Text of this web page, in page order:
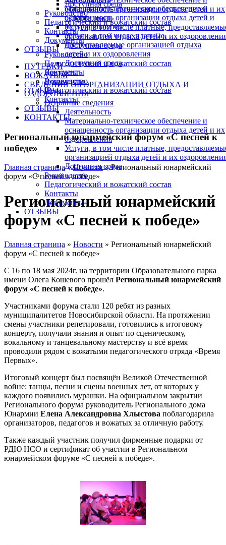
Доступная среда
Руководство
Педагогический и вожатский состав
Контакты
Документы
ОТЗЫВЫ
ПУТЕВКИ
ВОЖАТЫМ
СВЕДЕНИЯ ОБ ОРГАНИЗАЦИИ ОТДЫХА И
ОЗДОРОВЛЕНИЯ
Основные сведения
Деятельность
Материально-техническое обеспечение и
оснащенность организации отдыха детей и их
оздоровления
Услуги, в том числе платные,
организацией отдыха детей и их
Доступная среда
Руководство
Педагогический и вожатский состав
Контакты
Документы
ОТЗЫВЫ
оснащенность организации отдыха детей и их
оздоровления
Услуги, в том числе платные,
организацией отдыха детей и их
Доступная среда
Руководство
Педагогический и вожатский состав
Контакты
Документы
ОТЗЫВЫ
Материально-техническое обеспечение и
оснащенность организации отдыха детей и
их оздоровления
Услуги, в том числе платные,
предоставляемые организацией отдыха
детей и их оздоровления
Доступная среда
Документы
Руководство
Педагогический и вожатский состав
Контакты
ОТЗЫВЫ
КОНТАКТЫ
Региональный юнармейский форум «С песней к
победе»
Главная страница»Новости»Региональный юнармейский
форум «С песней к победе»
Региональный юнармейский
форум «С песней к победе»
Главная страница » Новости » Региональный юнармейский
форум «С песней к победе»
С 16 по 18 мая 2024г. на территории Образовательного парка
имени Олега Кошевого прошёл Региональный юнармейский
форум «С песней к победе».
Участниками форума стали 120 ребят из разных
муниципалитетов Новосибирской области. На протяжении
смены участники репетировали, готовились к итоговому
концерту, получали знания и опыт по сценическому,
вокальному и танцевальному мастерству и всё время
проводили рядом с вожатыми педагогического отряда «Время
Первых».
Итоговый концерт был посвящён Великой Отечественной
войне: танцы, песни и сцены военных лет, от которых у
каждого появились мурашки. На официальном закрытии
Регионального форума руководитель Регионального дома
Юнармии Елена Александровна Хлыстова поблагодарила
организаторов, педагогов и вожатых за отличную работу.
Также каждый участник получил фирменные подарки от
РДЮ НСО и сертификат об участии в Региональном
юнармейском форуме «С песней к победе».